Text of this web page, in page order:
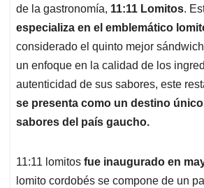
p
p
o
k
I
n
s
de la gastronomía, 11:11 Lomitos.
especializa en el emblemático
considerado el quinto mejor
un enfoque en la calidad de los
autenticidad de sus sabores, este
se presenta como un destino
sabores del país gaucho.
11:11 lomitos fue inaugurado en
lomito cordobés se compone de un